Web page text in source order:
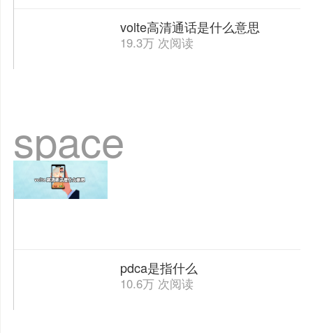
space
volte高清通话是什么意思
19.3万 次阅读
pdca是指什么
10.6万 次阅读